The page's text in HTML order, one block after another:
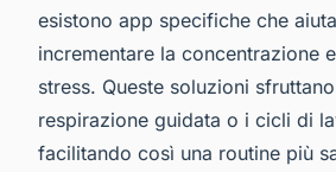
esistono app specifiche che
incrementare la concentrazione
stress. Queste soluzioni
respirazione guidata o i cicli di
facilitando così una routine più